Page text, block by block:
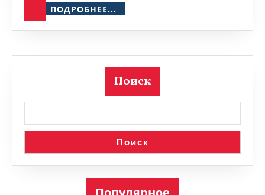
ПОДРОБНЕЕ...
Поиск
Поиск